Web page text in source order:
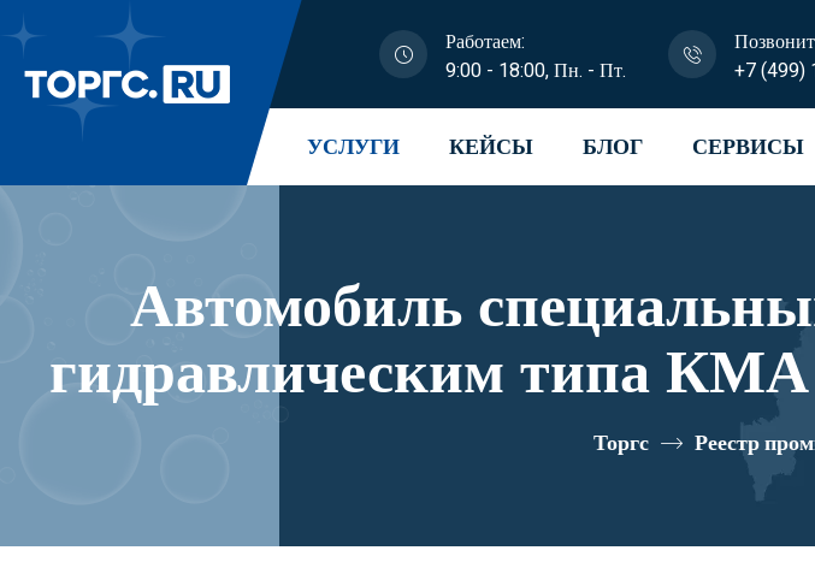
Работаем:
9:00 - 18:00, Пн. - Пт.
+7 (499)
УСЛУГИ КЕЙСЫ БЛОГ СЕРВИСЫ
Автомобиль
гидравлическим типа
модификации 41K01N-L150
Торгс Реестр